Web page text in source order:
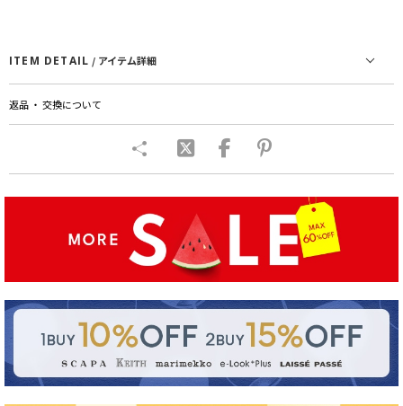
ITEM DETAIL / アイテム詳細
返品 ・ 交換について